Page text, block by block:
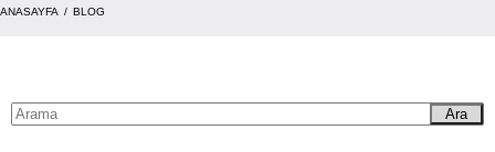
ANASAYFA BLOG
Ara